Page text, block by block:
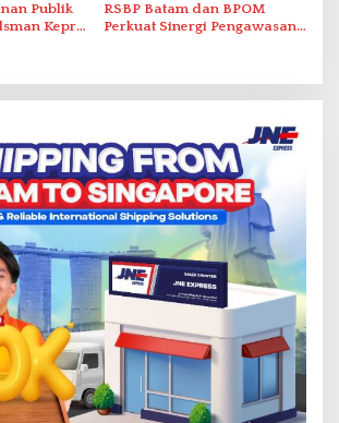
Publik
Kepri
RSBP Batam dan BPOM
Perkuat Sinergi Pengawasan